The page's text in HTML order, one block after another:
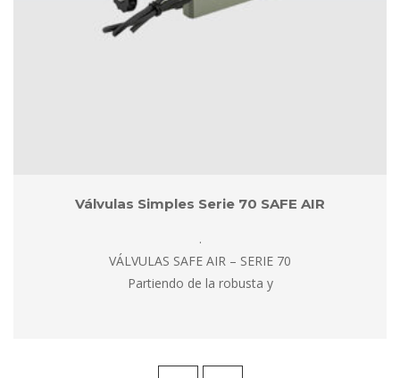
Válvulas Simples Serie 70 SAFE AIR
.
VÁLVULAS SAFE AIR – SERIE 70
Partiendo de la robusta y